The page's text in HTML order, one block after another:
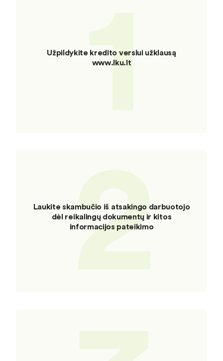
1
Užpildykite kredito verslui užklausą
www.lku.lt
2
Laukite skambučio iš atsakingo darbuotojo
dėl reikalingų dokumentų ir kitos
informacijos pateikimo